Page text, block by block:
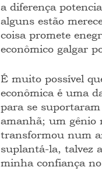
a diferença
alguns estão
coisa promete
econômico galgar
É muito possível
econômica é uma
para se
amanhã; um gênio
transformou num
suplantá-la, talvez
minha confiança